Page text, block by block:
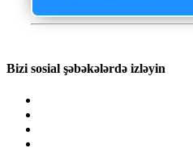
Bizi sosial şəbəkələrdə izləyin